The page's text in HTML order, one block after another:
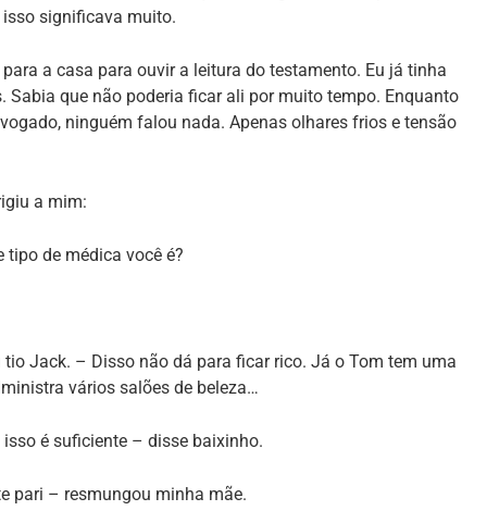
isso significava muito.
a casa para ouvir a leitura do testamento. Eu já tinha
Sabia que não poderia ficar ali por muito tempo. Enquanto
ninguém falou nada. Apenas olhares frios e tensão
a mim:
tipo de médica você é?
Jack. – Disso não dá para ficar rico. Já o Tom tem uma
vários salões de beleza…
é suficiente – disse baixinho.
pari – resmungou minha mãe.